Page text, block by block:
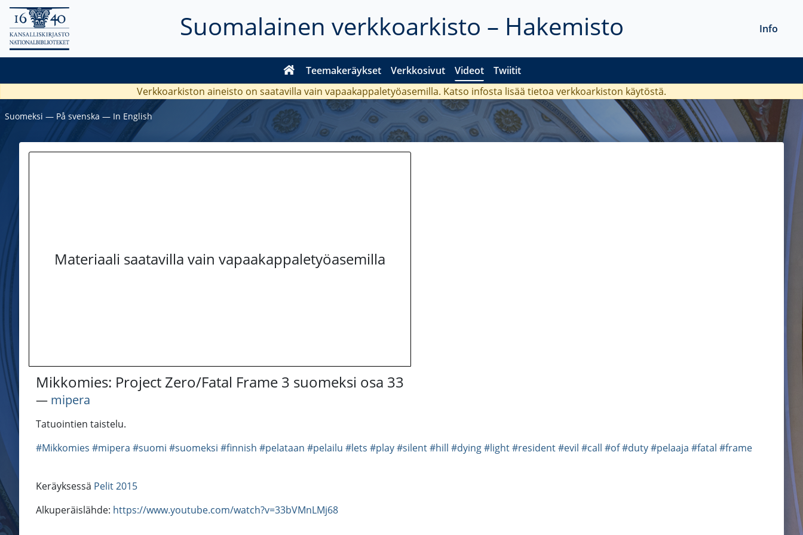
Suomalainen verkkoarkisto – Hakemisto
Teemakeräykset Verkkosivut Videot Twiitit
Info
Verkkoarkiston aineisto on saatavilla vain vapaakappaletyöasemilla. Katso infosta lisää tietoa verkkoarkiston käytöstä.
Suomeksi ― På svenska ― In English
Materiaali saatavilla vain vapaakappaletyöasemilla
Mikkomies: Project Zero/Fatal Frame 3 suomeksi osa 33
― mipera
Tatuointien taistelu.
#Mikkomies #mipera #suomi #suomeksi #finnish #pelataan #pelailu #lets #play#silent#hill #dying#light#resident#evil #call #of#duty#pelaaja #fatal #frame
Keräyksessä Pelit 2015
Alkuperäislähde: https://www.youtube.com/watch?v=33bVMnLMj68